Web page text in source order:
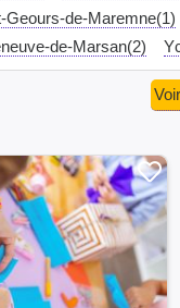
Geours-de-Maremne(1)
de-Marsan(2)